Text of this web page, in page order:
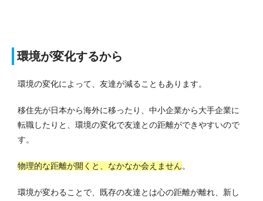
環境が変化するから
環境の変化によって、友達が減ることもあります。
移住先が日本から海外に移ったり、中小企業から大手企業に
転職したりと、環境の変化で友達との距離ができやすいので
す。
物理的な距離が開くと、なかなか会えません。
環境が変わることで、既存の友達とは心の距離が離れ、新し